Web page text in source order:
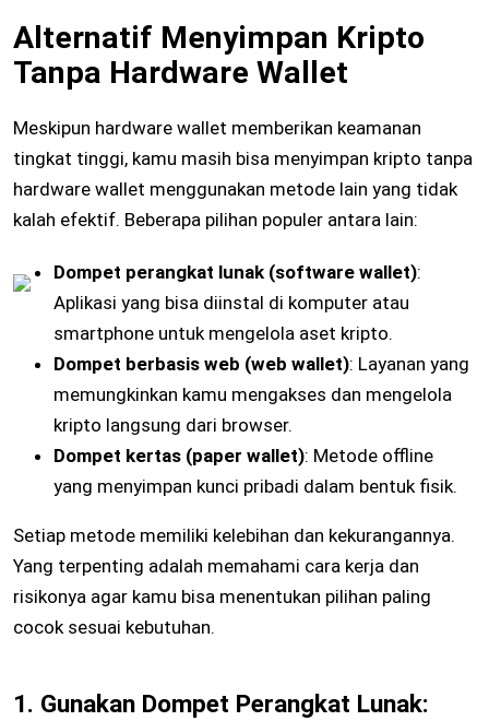
Alternatif Menyimpan Kripto
Tanpa Hardware Wallet
Meskipun hardware wallet memberikan keamanan
tingkat tinggi, kamu masih bisa menyimpan kripto tanpa
hardware wallet menggunakan metode lain yang tidak
kalah efektif. Beberapa pilihan populer antara lain:
Dompet perangkat lunak (software wallet):
Aplikasi yang bisa diinstal di komputer atau
smartphone untuk mengelola aset kripto.
Dompet berbasis web (web wallet): Layanan yang
memungkinkan kamu mengakses dan mengelola
kripto langsung dari browser.
Dompet kertas (paper wallet): Metode offline
yang menyimpan kunci pribadi dalam bentuk fisik.
Setiap metode memiliki kelebihan dan kekurangannya.
Yang terpenting adalah memahami cara kerja dan
risikonya agar kamu bisa menentukan pilihan paling
cocok sesuai kebutuhan.
1. Gunakan Dompet Perangkat Lunak: